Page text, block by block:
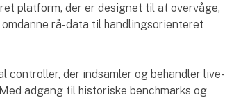
platform, der er designet til at overvåge,
rå-data til handlingsorienteret
controller, der indsamler og behandler live-
adgang til historiske benchmarks og